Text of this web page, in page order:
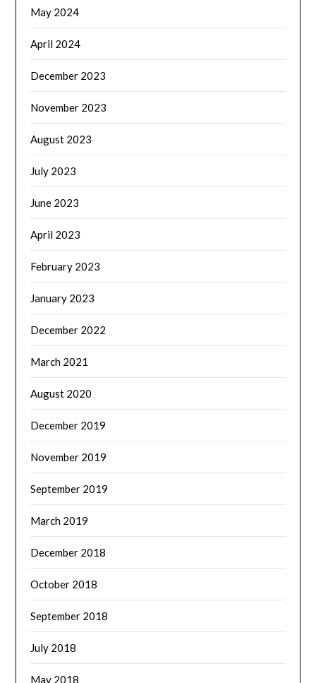
May 2024
April 2024
December 2023
November 2023
August 2023
July 2023
June 2023
April 2023
February 2023
January 2023
December 2022
March 2021
August 2020
December 2019
November 2019
September 2019
March 2019
December 2018
October 2018
September 2018
July 2018
May 2018